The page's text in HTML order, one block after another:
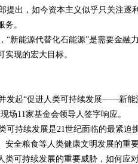
出，如今资本主义似乎只关注逐
。
新能源代替化石能源”是需要金融力
现的宏大目标。
发起“促进人类可持续发展——新能
场11家基金会领导人签字响应。
持续发展是21世纪面临的最紧迫
安全粮食等人类健康文明发展的重
类可持续发展的重要威胁，如何应